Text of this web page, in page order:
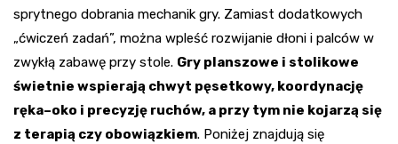
sprytnego dobrania mechanik gry. Zamiast dodatkowych
„ćwiczeń zadań”, można wpleść rozwijanie dłoni i palców w
zwykłą zabawę przy stole. Gry planszowe i stolikowe
świetnie wspierają chwyt pęsetkowy, koordynację
ręka–oko i precyzję ruchów, a przy tym nie kojarzą się
z terapią czy obowiązkiem. Poniżej znajdują się